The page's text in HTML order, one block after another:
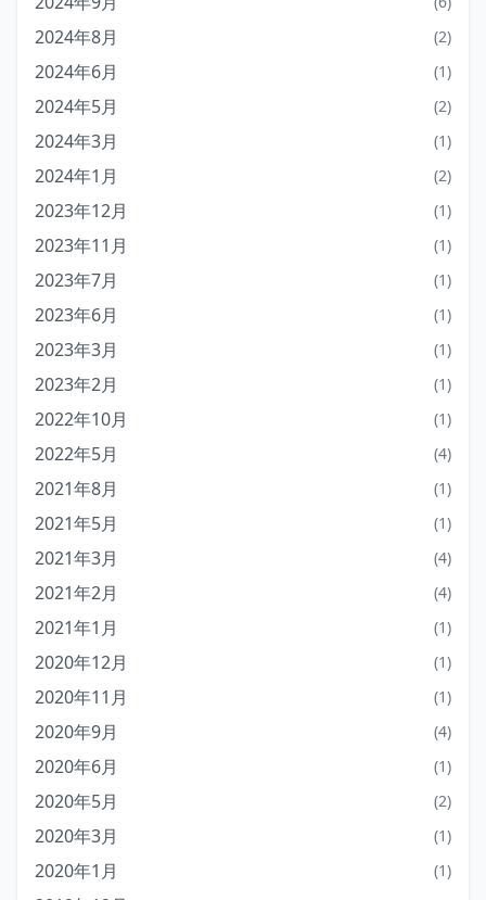
2024年8月 (2)
2024年6月 (1)
2024年5月 (2)
2024年3月 (1)
2024年1月 (2)
2023年12月 (1)
2023年11月 (1)
2023年7月 (1)
2023年6月 (1)
2023年3月 (1)
2023年2月 (1)
2022年10月 (1)
2022年5月 (4)
2021年8月 (1)
2021年5月 (1)
2021年3月 (4)
2021年2月 (4)
2021年1月 (1)
2020年12月 (1)
2020年11月 (1)
2020年9月 (4)
2020年6月 (1)
2020年5月 (2)
2020年3月 (1)
2020年1月 (1)